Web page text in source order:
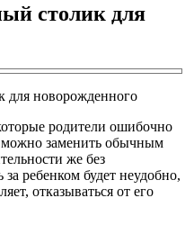
столик для
родители ошибочно
можно заменить обычным
же без
ребенком будет неудобно,
отказываться от его